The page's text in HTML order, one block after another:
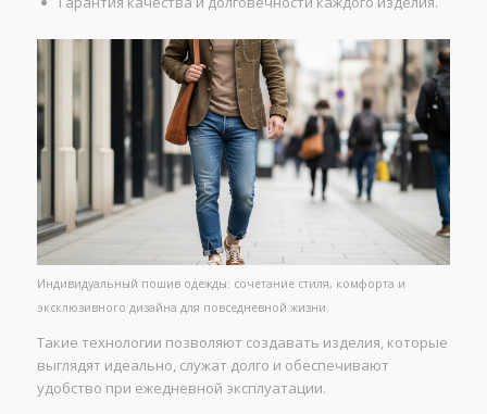
Индивидуальный пошив одежды: сочетание стиля, комфорта и
эксклюзивного дизайна для повседневной жизни.
Такие технологии позволяют создавать изделия, которые
выглядят идеально, служат долго и обеспечивают
удобство при ежедневной эксплуатации.